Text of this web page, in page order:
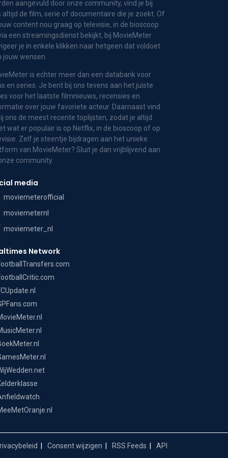
aangevuld door onze community, vind je bij
altijd de film, serie of documentaire die je zoekt. Of
content nou graag op televisie, in de bioscoop
een streamingsdienst bekijkt, bij MovieMeter
je in enkele klikken naar hetgeen dat voldoet
jouw wensen.
is echter meer dan een databank voor
en series. Je bent bij ons tevens aan het juiste
voor het laatste filmnieuws, recensies en
over jouw favoriete acteur. Daarnaast vind
ons de meest recente toplijsten, zodat je altijd
wat er populair is op Netflix, in de bioscoop of op
Zelf je steentje bijdragen aan het unieke
van MovieMeter? Sluit je dan vrijblijvend aan
community.
media
moviemeterofficial
moviemeternl
moviemeter_nl
Network
Consent wijzigen RSS Feeds API